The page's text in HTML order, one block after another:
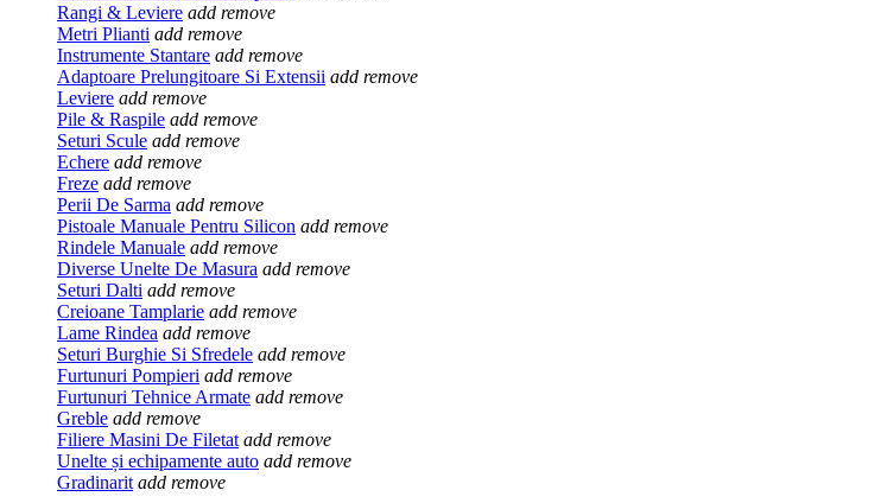
Rangi & Leviere add remove
Metri Plianti add remove
Instrumente Stantare add remove
Adaptoare Prelungitoare Si Extensii add remove
Leviere add remove
Pile & Raspile add remove
Seturi Scule add remove
Echere add remove
Freze add remove
Perii De Sarma add remove
Pistoale Manuale Pentru Silicon add remove
Rindele Manuale add remove
Diverse Unelte De Masura add remove
Seturi Dalti add remove
Creioane Tamplarie add remove
Lame Rindea add remove
Seturi Burghie Si Sfredele add remove
Furtunuri Pompieri add remove
Furtunuri Tehnice Armate add remove
Greble add remove
Filiere Masini De Filetat add remove
Unelte și echipamente auto add remove
Gradinarit add remove